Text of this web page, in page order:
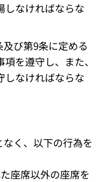
しなければならな
び第9条に定める
を遵守し、また、
しなければならな
く、以下の行為を
座席以外の座席を